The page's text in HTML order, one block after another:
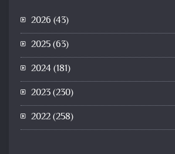
2026 (43)
2025(63)
2024(181)
2023(230)
2022(258)